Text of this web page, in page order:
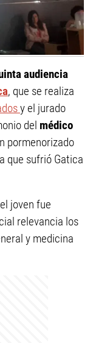
audiencia
, que se realiza
y el jurado
del médico
pormenorizado
que sufrió Gatica
joven fue
relevancia los
y medicina